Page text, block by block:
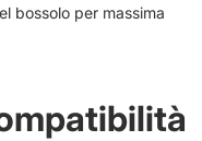
bossolo per massima